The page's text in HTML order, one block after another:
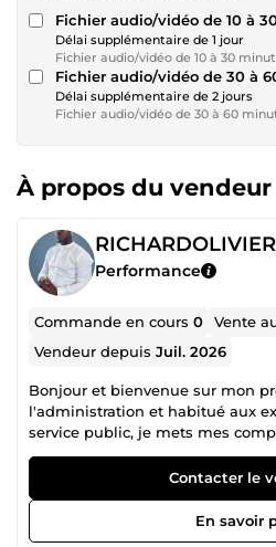
Fichier audio/vidéo de 10 à
Délai supplémentaire de 1 jour
Fichier audio/vidéo de 10 à 30
Fichier audio/vidéo de 30 à
Délai supplémentaire de 2 jours
Fichier audio/vidéo de 30 à 60
À propos du vendeur
RICHARDOLIVIER
Performance
Commande en cours0 Vente
Vendeur depuisJuil. 2026
Bonjour et bienvenue sur mon
l'administration et habitué aux
service public, je mets mes
documentaire, retranscription et
votre entreprise. ​Ma méthode de
piliers indispensables pour
précision chirurgicale : Qu'il
fichiers audio, de saisir des
Contacter le
En savoir